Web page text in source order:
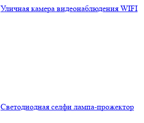
Уличная камера видеонаблюдения WIFI
Светодиодная селфи лампа-прожектор